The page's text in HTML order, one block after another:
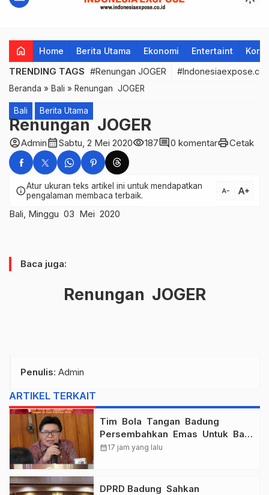
home Home Berita Utama Ekonomi Entertaint
TRENDING TAGS #Renungan JOGER
Beranda » Bali » Renungan JOGER
Bali Berita Utama
Renungan JOGER
account_circleAdmincalendar_monthSabtu, 2 Mei 2020visibility187comment0 komentarprintCetak
infoAtur ukuran teks artikel ini untuk mendapatkan
pengalaman membaca terbaik.
text_decrease text_increase
Bali, Minggu 03 Mei 2020
Baca juga:
Renungan JOGER
Penulis: Admin
ARTIKEL TERKAIT
Tim Bola Tangan Badung
Persembahkan Emas Untuk Bali
, Taklukkan Jawa Tengah Di
calendar_month17 jam yang lalu
DPRD Badung Sahkan